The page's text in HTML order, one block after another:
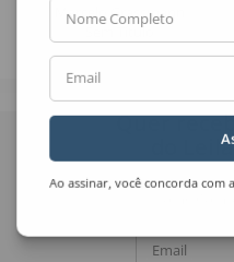
Marcelo Grassmann
Sem Título
Nome Completo
Email
Ao assinar, você concorda com
Quer
do
Email